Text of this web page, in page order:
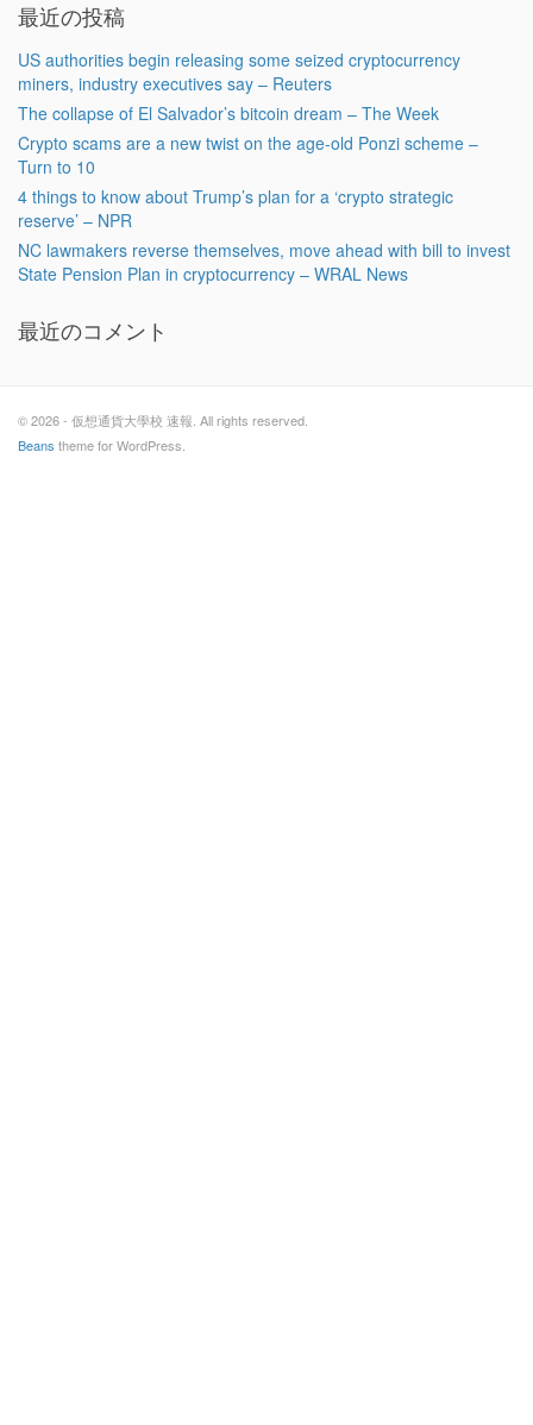
最近の投稿
US authorities begin releasing some seized cryptocurrency
miners, industry executives say – Reuters
The collapse of El Salvador’s bitcoin dream – The Week
Crypto scams are a new twist on the age-old Ponzi scheme –
Turn to 10
4 things to know about Trump’s plan for a ‘crypto strategic
reserve’ – NPR
NC lawmakers reverse themselves, move ahead with bill to invest
State Pension Plan in cryptocurrency – WRAL News
最近のコメント
© 2026 - 仮想通貨大學校 速報. All rights reserved.
Beans theme for WordPress.